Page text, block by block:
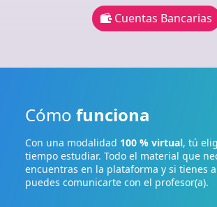
Cuentas Bancarias
Cómo funciona
Con una modalidad 100 % virtual, tú
tiempo estudiar. Todo el material que
encuentras en la plataforma y si tienes
puedes comunicarte con el profesor(a).